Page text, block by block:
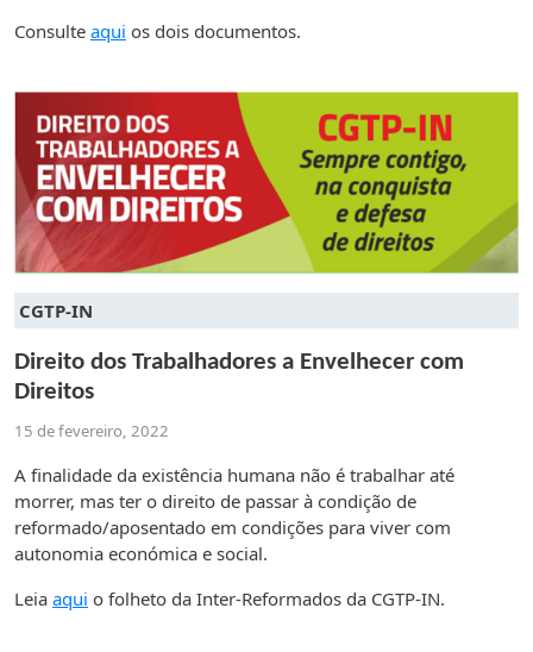
Consulte aqui os dois documentos.
CGTP-IN
Direito dos Trabalhadores a Envelhecer com
Direitos
15 de fevereiro, 2022
A finalidade da existência humana não é trabalhar até
morrer, mas ter o direito de passar à condição de
reformado/aposentado em condições para viver com
autonomia económica e social.
Leia aqui o folheto da Inter-Reformados da CGTP-IN.